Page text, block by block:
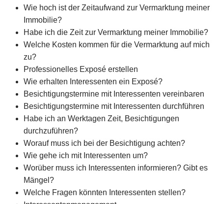
Wie hoch ist der Zeitaufwand zur Vermarktung meiner
Immobilie?
Habe ich die Zeit zur Vermarktung meiner Immobilie?
Welche Kosten kommen für die Vermarktung auf mich
zu?
Professionelles Exposé erstellen
Wie erhalten Interessenten ein Exposé?
Besichtigungstermine mit Interessenten vereinbaren
Besichtigungstermine mit Interessenten durchführen
Habe ich an Werktagen Zeit, Besichtigungen
durchzuführen?
Worauf muss ich bei der Besichtigung achten?
Wie gehe ich mit Interessenten um?
Worüber muss ich Interessenten informieren? Gibt es
Mängel?
Welche Fragen könnten Interessenten stellen?